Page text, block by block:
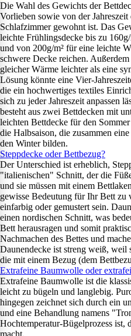
Die Wahl des Gewichts der
Vorlieben sowie von der
Schlafzimmer gewohnt ist. Das
leichte Frühlingsdecke bis zu
und von 200g/m² für eine leichte
schwere Decke reichen.
gleicher Wärme leichter als eine
Lösung könnte eine Vier-
die ein hochwertiges textiles
sich zu jeder Jahreszeit anpassen
besteht aus zwei Bettdecken mit
leichten Bettdecke für den
die Halbsaison, die zusammen
den Winter bilden.
Steppdecke oder Bettbezug?
Der Unterschied ist erheblich,
"italienischen" Schnitt, der die
und sie müssen mit einem
gewisse Bedeutung für Ihr Bett zu
einfarbig oder gemustert sein.
einen nordischen Schnitt, was
Bett herausragen und somit
Nachmachen des Bettes und
Daunendecke ist streng weiß, weil
die mit einem Bezug (dem
Extrafeine Baumwolle oder
Extrafeine Baumwolle ist die
leicht zu bügeln und langlebig.
hingegen zeichnet sich durch ein
und eine Behandlung namens
Hochtemperatur-Bügelprozess
macht.